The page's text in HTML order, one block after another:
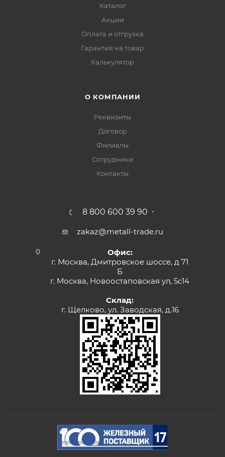
Каталог
Акции
Оплата и отгрузка
Гарантия на товар
Калькулятор
О КОМПАНИИ
Реквизиты
Договор
Филиалы
Сотрудники
Контакты
8 800 600 39 90
zakaz@metall-trade.ru
Офис:
г. Москва, Дмитровское шоссе, д 71
Б
г. Москва, Новоостаповская ул, 5с14
Склад:
г. Щелково, ул. Заводская, д.16